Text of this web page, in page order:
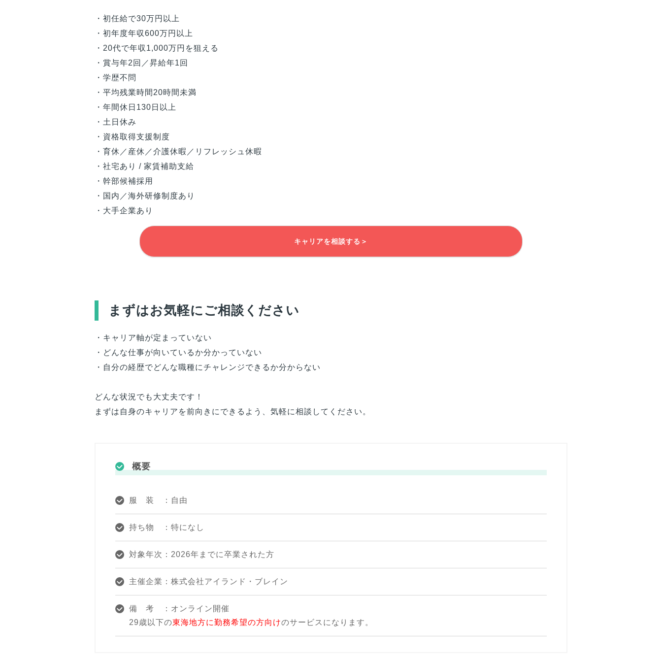
・初任給で30万円以上
・初年度年収600万円以上
・20代で年収1,000万円を狙える
・賞与年2回／昇給年1回
・学歴不問
・平均残業時間20時間未満
・年間休日130日以上
・土日休み
・資格取得支援制度
・育休／産休／介護休暇／リフレッシュ休暇
・社宅あり / 家賃補助支給
・幹部候補採用
・国内／海外研修制度あり
・大手企業あり
キャリアを相談する＞
まずはお気軽にご相談ください
・キャリア軸が定まっていない
・どんな仕事が向いているか分かっていない
・自分の経歴でどんな職種にチャレンジできるか分からない
どんな状況でも大丈夫です！
まずは自身のキャリアを前向きにできるよう、気軽に相談してください。
概要
服 装 ：自由
持ち物 ：特になし
対象年次：2026年までに卒業された方
主催企業：株式会社アイランド・ブレイン
備 考 ：オンライン開催
29歳以下の東海地方に勤務希望の方向けのサービスになります。